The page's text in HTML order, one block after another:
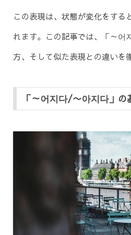
この表現は、状態が変化をする
れます。この記事では、「～어
方、そして似た表現との違いを
「～어지다/〜아지다」の